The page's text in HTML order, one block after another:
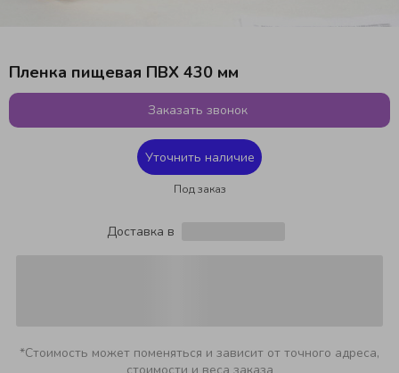
Пленка пищевая ПВХ 430 мм
Заказать звонок
Уточнить наличие
Под заказ
Доставка в
*Стоимость может поменяться и зависит от точного адреса,